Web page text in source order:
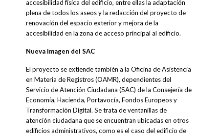
accesibilidad física del edificio, entre ellas la adaptación
plena de todos los aseos y la redacción del proyecto de
renovación del espacio exterior y mejora de la
accesibilidad en la zona de acceso principal al edificio.
Nueva imagen del SAC
El proyecto se extiende también a la Oficina de Asistencia
en Materia de Registros (OAMR), dependientes del
Servicio de Atención Ciudadana (SAC) de la Consejería de
Economía, Hacienda, Portavocía, Fondos Europeos y
Transformación Digital. Se trata de ventanillas de
atención ciudadana que se encuentran ubicadas en otros
edificios administrativos, como es el caso del edificio de